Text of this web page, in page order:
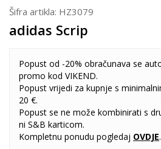
Šifra artikla: HZ3079
adidas Scrip
Popust od -20% obračunava se
promo kod VIKEND.
Popust vrijedi za kupnje s
20 €.
Popust se ne može kombinirati s
ni S&B karticom.
Kompletnu ponudu pogledaj OVDJE.